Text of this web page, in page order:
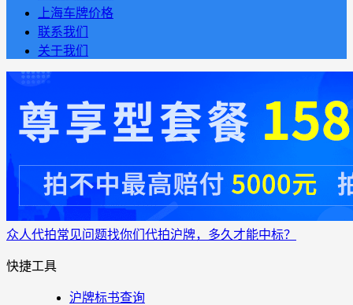
上海车牌价格
联系我们
关于我们
众人代拍常见问题找你们代拍沪牌，多久才能中标？
快捷工具
沪牌标书查询